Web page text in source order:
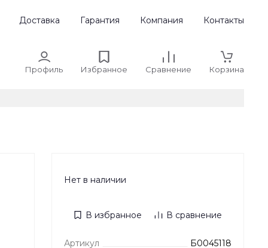
Доставка Гарантия Компания Контакты
Профиль Избранное Сравнение Корзина
Нет в наличии
В избранное В сравнение
Артикул
Б0045118